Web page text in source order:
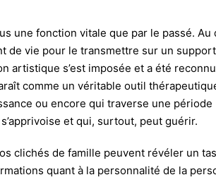
une fonction vitale que par le passé. Au
de vie pour le transmettre sur un
artistique s’est imposée et a été
comme un véritable outil
ou encore qui traverse une période
et qui, surtout, peut guérir.
clichés de famille peuvent révéler un
quant à la personnalité de la